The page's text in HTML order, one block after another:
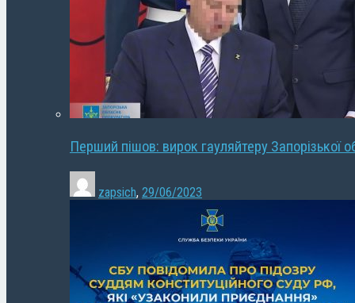
Перший пішов: вирок гауляйтеру Запорізької
zapsich, 29/06/2023